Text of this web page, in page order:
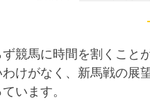
競馬に時間を割くこと
けがなく、新馬戦の展
います。